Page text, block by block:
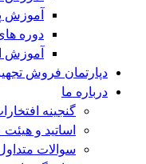
آموزش
دوره
آموزش
دپارتمان فروش
درباره ما
گنجینه
اساتید و
سوالات